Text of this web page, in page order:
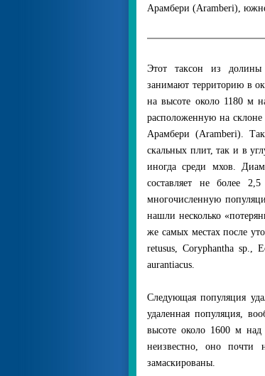
Арамбери (Aramberi),
Этот таксон из
занимают территорию в
на высоте около 1180 м
расположенную на склоне
Арамбери (Aramberi).
скальных плит, так и в
иногда среди мхов.
составляет не более
многочисленную
нашли несколько
же самых местах после
retusus, Coryphantha sp.,
aurantiacus.
Следующая популяция
удаленная популяция,
высоте около 1600 м над
неизвестно, оно почти
замаскированы.